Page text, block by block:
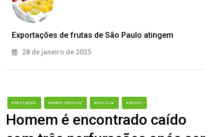
Exportações de frutas de São Paulo atingem
28 de janeiro de 2025
#DESTAQUE #MATO GROSSO #POLÍCIA #REDES
Homem é encontrado caído